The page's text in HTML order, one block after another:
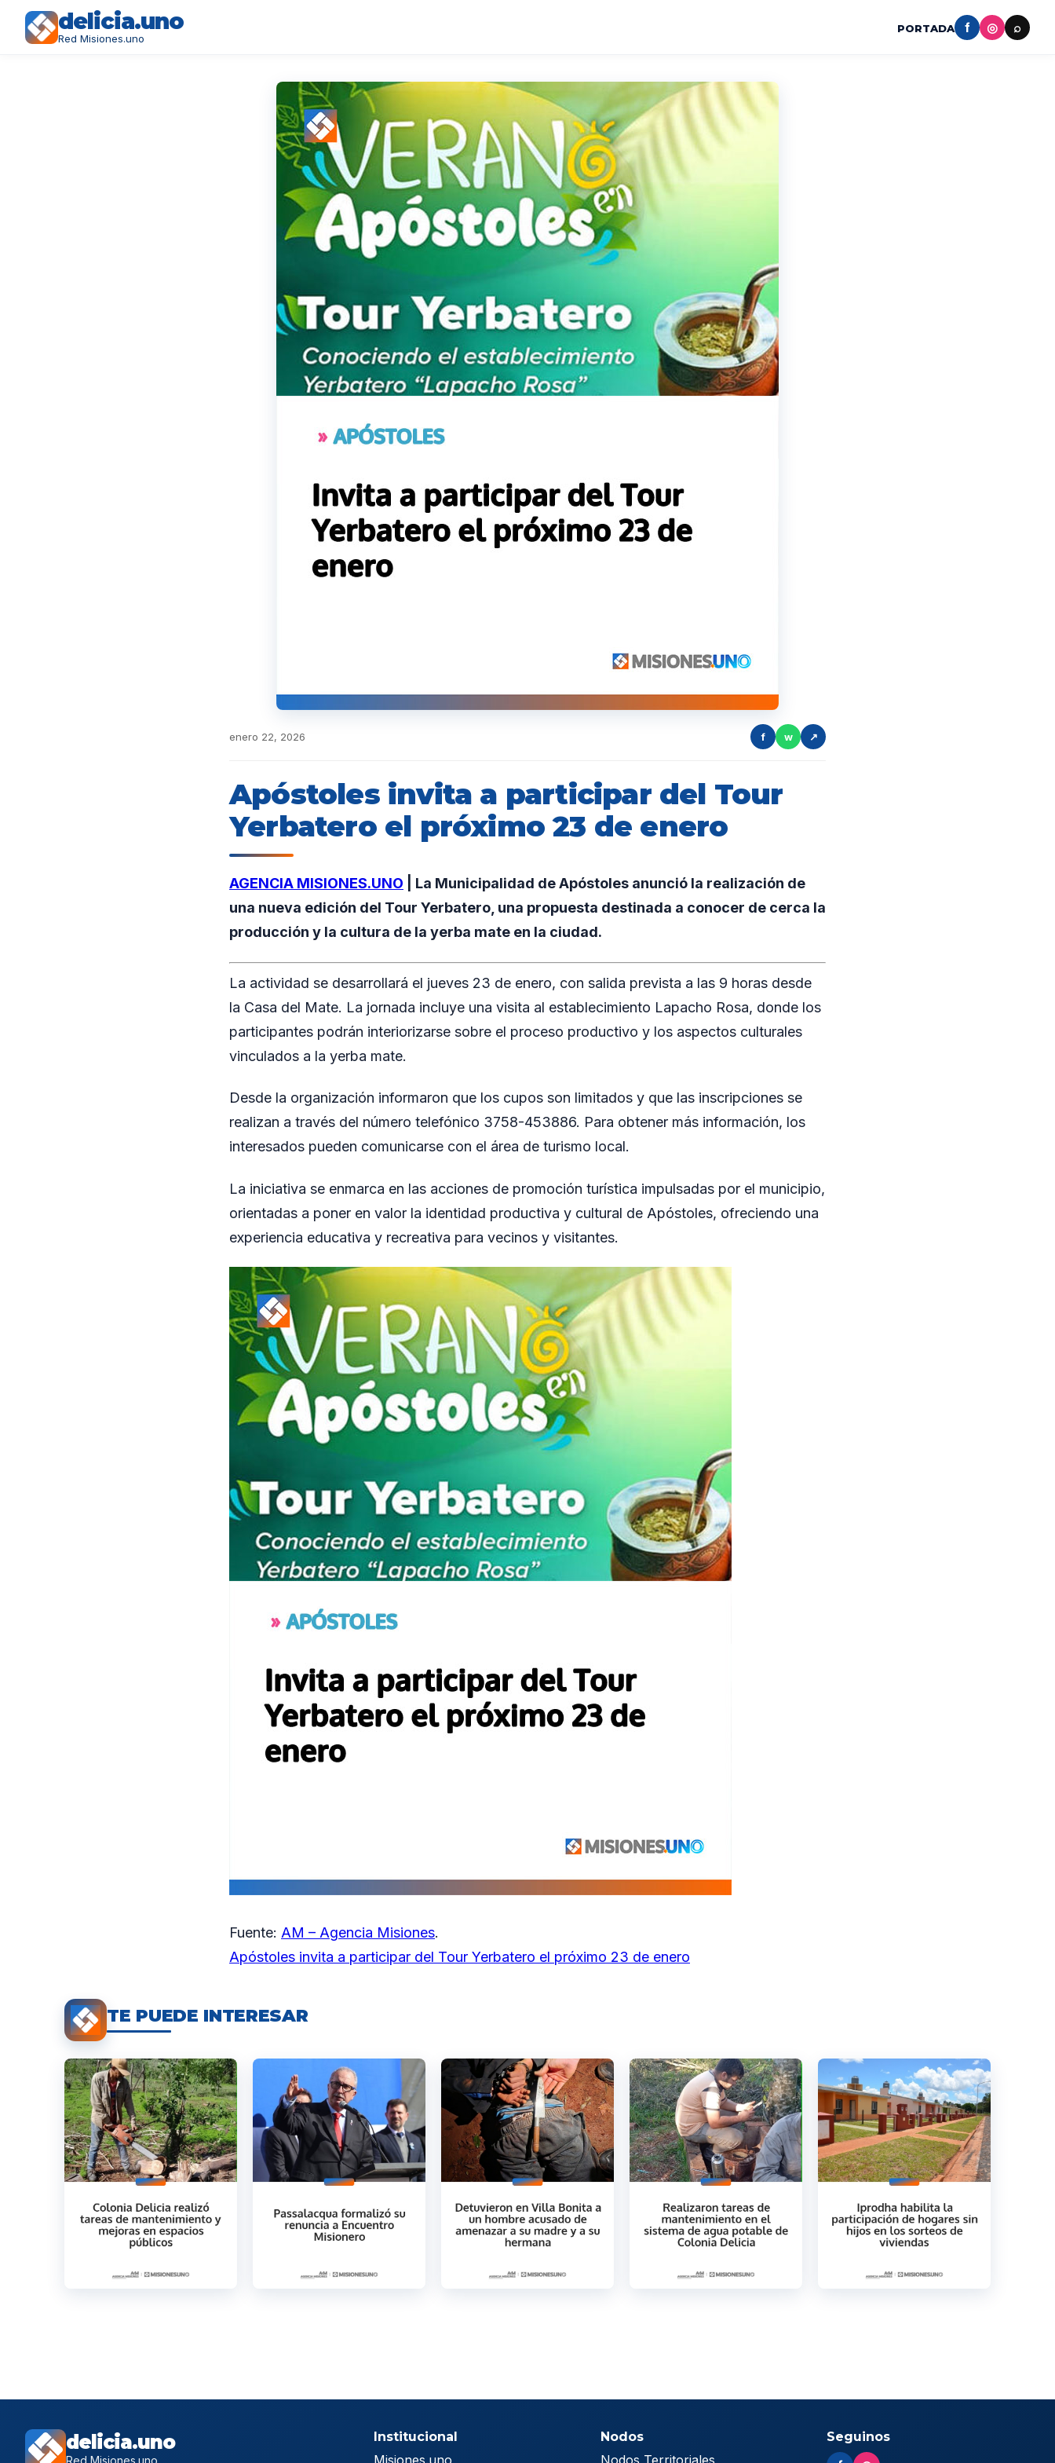
delicia.uno
Red Misiones.uno
PORTADA f ◎ ⌕
enero 22, 2026 f w ↗
Apóstoles invita a participar del Tour
Yerbatero el próximo 23 de enero
AGENCIA MISIONES.UNO | La Municipalidad de Apóstoles anunció la realización de
una nueva edición del Tour Yerbatero, una propuesta destinada a conocer de cerca la
producción y la cultura de la yerba mate en la ciudad.
La actividad se desarrollará el jueves 23 de enero, con salida prevista a las 9 horas desde
la Casa del Mate. La jornada incluye una visita al establecimiento Lapacho Rosa, donde los
participantes podrán interiorizarse sobre el proceso productivo y los aspectos culturales
vinculados a la yerba mate.
Desde la organización informaron que los cupos son limitados y que las inscripciones se
realizan a través del número telefónico 3758-453886. Para obtener más información, los
interesados pueden comunicarse con el área de turismo local.
La iniciativa se enmarca en las acciones de promoción turística impulsadas por el municipio,
orientadas a poner en valor la identidad productiva y cultural de Apóstoles, ofreciendo una
experiencia educativa y recreativa para vecinos y visitantes.
Fuente: AM – Agencia Misiones.
Apóstoles invita a participar del Tour Yerbatero el próximo 23 de enero
TE PUEDE INTERESAR
delicia.uno
Red Misiones.uno
Institucional
Misiones.uno
Nodos
Nodos Territoriales
Seguinos